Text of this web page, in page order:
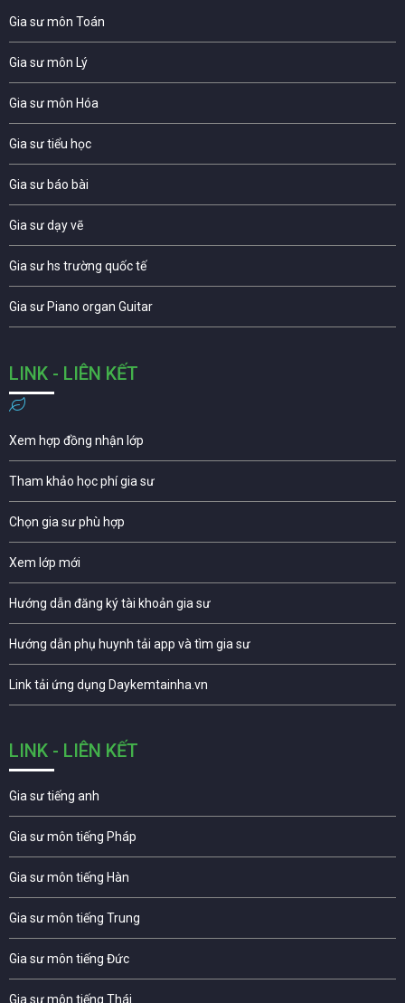
Gia sư môn Toán
Gia sư môn Lý
Gia sư môn Hóa
Gia sư tiểu học
Gia sư báo bài
Gia sư dạy vẽ
Gia sư hs trường quốc tế
Gia sư Piano organ Guitar
LINK - LIÊN KẾT
Xem hợp đồng nhận lớp
Tham khảo học phí gia sư
Chọn gia sư phù hợp
Xem lớp mới
Hướng dẫn đăng ký tài khoản gia sư
Hướng dẫn phụ huynh tải app và tìm gia sư
Link tải ứng dụng Daykemtainha.vn
LINK - LIÊN KẾT
Gia sư tiếng anh
Gia sư môn tiếng Pháp
Gia sư môn tiếng Hàn
Gia sư môn tiếng Trung
Gia sư môn tiếng Đức
Gia sư môn tiếng Thái